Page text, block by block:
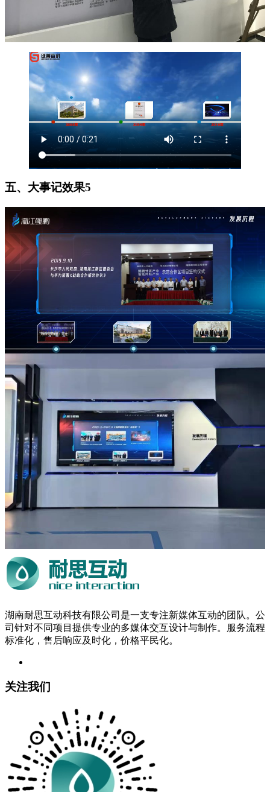
五、大事记效果5
湖南耐思互动科技有限公司是一支专注新媒体互动的团队。公
司针对不同项目提供专业的多媒体交互设计与制作。服务流程
标准化，售后响应及时化，价格平民化。
关注我们